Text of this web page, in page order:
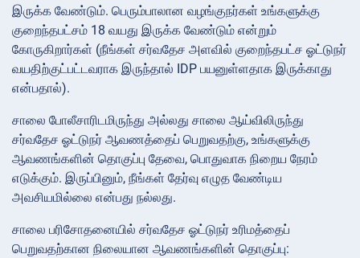
இருக்க வேண்டும். பெரும்பாலான வழங்குநர்கள் உங்களுக்கு
குறைந்தபட்சம் 18 வயது இருக்க வேண்டும் என்றும்
கோருகிறார்கள் (நீங்கள் சர்வதேச அளவில் குறைந்தபட்ச ஓட்டுநர்
வயதிற்குட்பட்டவராக இருந்தால் IDP பயனுள்ளதாக இருக்காது
என்பதால்).
சாலை போலீசாரிடமிருந்து அல்லது சாலை ஆய்விலிருந்து
சர்வதேச ஓட்டுநர் ஆவணத்தைப் பெறுவதற்கு, உங்களுக்கு
ஆவணங்களின் தொகுப்பு தேவை, பொதுவாக நிறைய நேரம்
எடுக்கும். இருப்பினும், நீங்கள் தேர்வு எழுத வேண்டிய
அவசியமில்லை என்பது நல்லது.
சாலை பரிசோதனையில் சர்வதேச ஓட்டுநர் உரிமத்தைப்
பெறுவதற்கான நிலையான ஆவணங்களின் தொகுப்பு: